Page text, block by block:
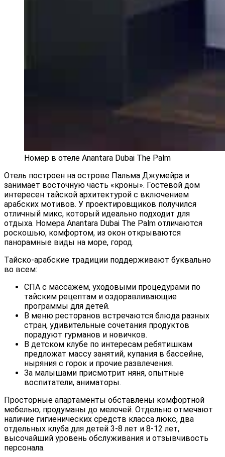
Номер в отеле Anantara Dubai The Palm
Отель построен на острове Пальма Джумейра и
занимает восточную часть «кроны». Гостевой дом
интересен тайской архитектурой с включением
арабских мотивов. У проектировщиков получился
отличный микс, который идеально подходит для
отдыха. Номера Anantara Dubai The Palm отличаются
роскошью, комфортом, из окон открываются
панорамные виды на море, город.
Тайско-арабские традиции поддерживают буквально
во всем:
СПА с массажем, уходовыми процедурами по
тайским рецептам и оздоравливающие
программы для детей.
В меню ресторанов встречаются блюда разных
стран, удивительные сочетания продуктов
порадуют гурманов и новичков.
В детском клубе по интересам ребятишкам
предложат массу занятий, купания в бассейне,
ныряния с горок и прочие развлечения.
За малышами присмотрит няня, опытные
воспитатели, аниматоры.
Просторные апартаменты обставлены комфортной
мебелью, продуманы до мелочей. Отдельно отмечают
наличие гигиенических средств класса люкс, два
отдельных клуба для детей 3-8 лет и 8-12 лет,
высочайший уровень обслуживания и отзывчивость
персонала.